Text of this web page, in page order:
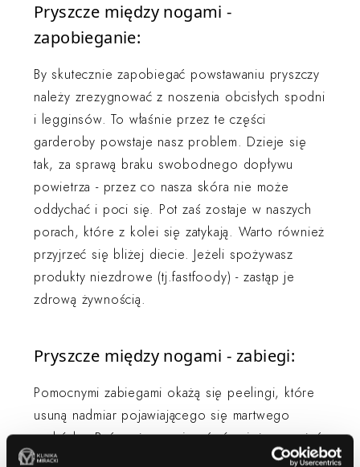
Pryszcze między nogami -
zapobieganie:
By skutecznie zapobiegać powstawaniu pryszczy
należy zrezygnować z noszenia obcisłych spodni
i legginsów. To właśnie przez te części
garderoby powstaje nasz problem. Dzieje się
tak, za sprawą braku swobodnego dopływu
powietrza - przez co nasza skóra nie może
oddychać i poci się. Pot zaś zostaje w naszych
porach, które z kolei się zatykają. Warto również
przyjrzeć się bliżej diecie. Jeżeli spożywasz
produkty niezdrowe (tj.fastfoody) - zastąp je
zdrową żywnością.
Pryszcze między nogami - zabiegi:
Pomocnymi zabiegami okażą się peelingi, które
usuną nadmiar pojawiającego się martwego
naskórka. Być może powinnaś również rozważyć
opcję przerzucenia się z maszynek na wosk do